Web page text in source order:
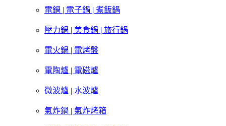
電鍋 | 電子鍋 | 煮飯鍋
壓力鍋 | 美食鍋 | 旅行鍋
電火鍋 | 電烤盤
電陶爐 | 電磁爐
微波爐 | 水波爐
氣炸鍋 | 氣炸烤箱